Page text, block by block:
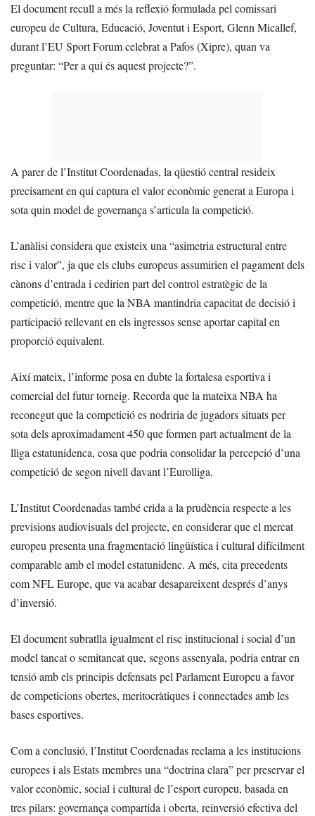
El document recull a més la reflexió formulada pel comissari
europeu de Cultura, Educació, Joventut i Esport, Glenn Micallef,
durant l’EU Sport Forum celebrat a Pafos (Xipre), quan va
preguntar: “Per a qui és aquest projecte?”.
A parer de l’Institut Coordenadas, la qüestió central resideix
precisament en qui captura el valor econòmic generat a Europa i
sota quin model de governança s’articula la competició.
L’anàlisi considera que existeix una “asimetria estructural entre
risc i valor”, ja que els clubs europeus assumirien el pagament dels
cànons d’entrada i cedirien part del control estratègic de la
competició, mentre que la NBA mantindria capacitat de decisió i
participació rellevant en els ingressos sense aportar capital en
proporció equivalent.
Així mateix, l’informe posa en dubte la fortalesa esportiva i
comercial del futur torneig. Recorda que la mateixa NBA ha
reconegut que la competició es nodriria de jugadors situats per
sota dels aproximadament 450 que formen part actualment de la
lliga estatunidenca, cosa que podria consolidar la percepció d’una
competició de segon nivell davant l’Eurolliga.
L’Institut Coordenadas també crida a la prudència respecte a les
previsions audiovisuals del projecte, en considerar que el mercat
europeu presenta una fragmentació lingüística i cultural difícilment
comparable amb el model estatunidenc. A més, cita precedents
com NFL Europe, que va acabar desapareixent després d’anys
d’inversió.
El document subratlla igualment el risc institucional i social d’un
model tancat o semitancat que, segons assenyala, podria entrar en
tensió amb els principis defensats pel Parlament Europeu a favor
de competicions obertes, meritocràtiques i connectades amb les
bases esportives.
Com a conclusió, l’Institut Coordenadas reclama a les institucions
europees i als Estats membres una “doctrina clara” per preservar el
valor econòmic, social i cultural de l’esport europeu, basada en
tres pilars: governança compartida i oberta, reinversió efectiva del